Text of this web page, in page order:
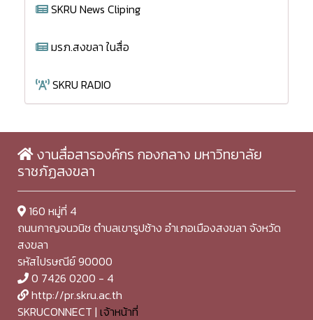
SKRU News Cliping
มรภ.สงขลา ในสื่อ
SKRU RADIO
งานสื่อสารองค์กร กองกลาง มหาวิทยาลัย
ราชภัฏสงขลา
160 หมู่ที่ 4
ถนนกาญจนวนิช ตำบลเขารูปช้าง อำเภอเมืองสงขลา จังหวัด
สงขลา
รหัสไปรษณีย์ 90000
0 7426 0200 - 4
http://pr.skru.ac.th
SKRUCONNECT | เจ้าหน้าที่